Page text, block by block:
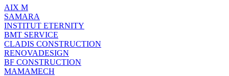
AIX M
SAMARA
INSTITUT ETERNITY
BMT SERVICE
CLADIS CONSTRUCTION
RENOVADESIGN
BF CONSTRUCTION
MAMAMECH